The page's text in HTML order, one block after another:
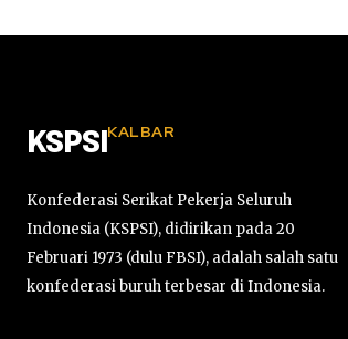
KSPSI KALBAR
Konfederasi Serikat Pekerja Seluruh
Indonesia (KSPSI), didirikan pada 20
Februari 1973 (dulu FBSI), adalah salah satu
konfederasi buruh terbesar di Indonesia.